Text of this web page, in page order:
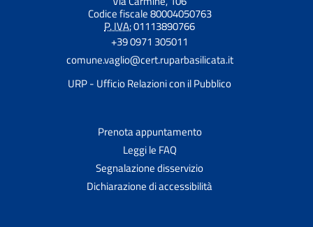
Codice fiscale 80004050763
P. IVA:01113890766
+39 0971 305011
comune.vaglio@cert.ruparbasilicata.it
URP - Ufficio Relazioni con il Pubblico
Prenota appuntamento
Leggi le FAQ
Segnalazione disservizio
Dichiarazione di accessibilità